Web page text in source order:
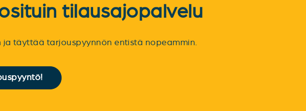
tilausajopalvelu
täyttää tarjouspyynnön entistä nopeammin.